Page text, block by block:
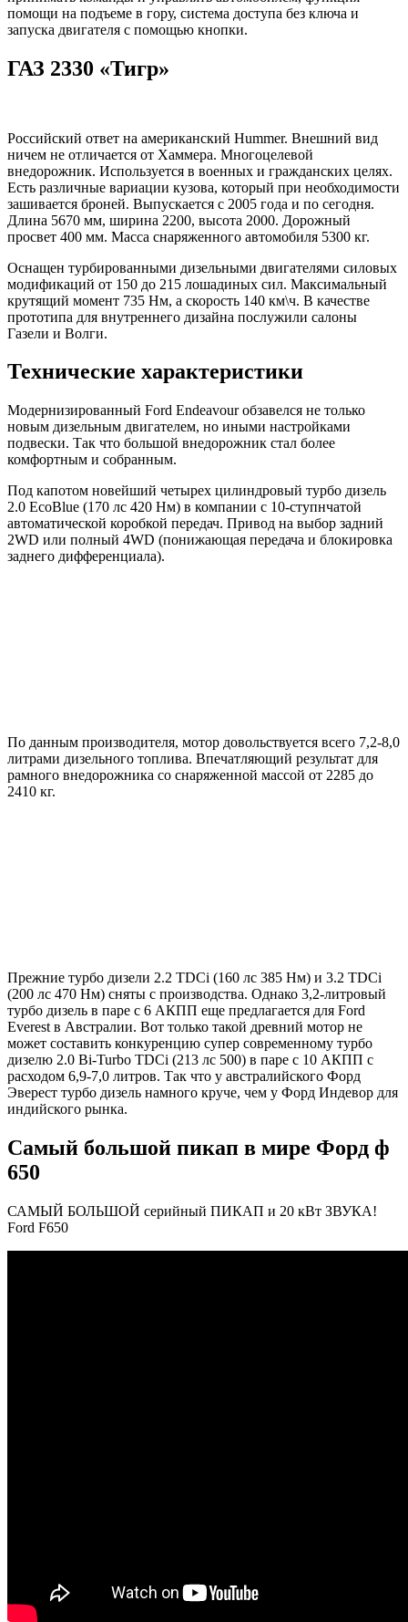
помощи на подъеме в гору, система доступа без ключа и
запуска двигателя с помощью кнопки.
ГАЗ 2330 «Тигр»
Российский ответ на американский Hummer. Внешний вид
ничем не отличается от Хаммера. Многоцелевой
внедорожник. Используется в военных и гражданских целях.
Есть различные вариации кузова, который при необходимости
зашивается броней. Выпускается с 2005 года и по сегодня.
Длина 5670 мм, ширина 2200, высота 2000. Дорожный
просвет 400 мм. Масса снаряженного автомобиля 5300 кг.
Оснащен турбированными дизельными двигателями силовых
модификаций от 150 до 215 лошадиных сил. Максимальный
крутящий момент 735 Нм, а скорость 140 км\ч. В качестве
прототипа для внутреннего дизайна послужили салоны
Газели и Волги.
Технические характеристики
Модернизированный Ford Endeavour обзавелся не только
новым дизельным двигателем, но иными настройками
подвески. Так что большой внедорожник стал более
комфортным и собранным.
Под капотом новейший четырех цилиндровый турбо дизель
2.0 EcoBlue (170 лс 420 Нм) в компании с 10-ступнчатой
автоматической коробкой передач. Привод на выбор задний
2WD или полный 4WD (понижающая передача и блокировка
заднего дифференциала).
По данным производителя, мотор довольствуется всего 7,2-8,0
литрами дизельного топлива. Впечатляющий результат для
рамного внедорожника со снаряженной массой от 2285 до
2410 кг.
Прежние турбо дизели 2.2 TDCi (160 лс 385 Нм) и 3.2 TDCi
(200 лс 470 Нм) сняты с производства. Однако 3,2-литровый
турбо дизель в паре с 6 АКПП еще предлагается для Ford
Everest в Австралии. Вот только такой древний мотор не
может составить конкуренцию супер современному турбо
дизелю 2.0 Bi-Turbo TDCi (213 лс 500) в паре с 10 АКПП с
расходом 6,9-7,0 литров. Так что у австралийского Форд
Эверест турбо дизель намного круче, чем у Форд Индевор для
индийского рынка.
Самый большой пикап в мире Форд ф
650
САМЫЙ БОЛЬШОЙ cерийный ПИКАП и 20 кВт ЗВУКА!
Ford F650